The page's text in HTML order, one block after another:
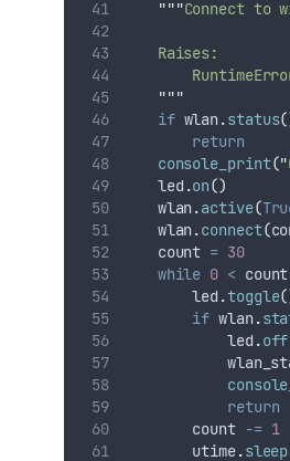
"""Connect to
    Raises:
"""
if wlan.status
return
console_print("
    led
.on()
    wlan
.active(
    wlan
.connect(
    count
= 30
while 0 < count
        led
.toggle
if wlan.
            led
.off
return
        count
-= 1
        utime
.sleep